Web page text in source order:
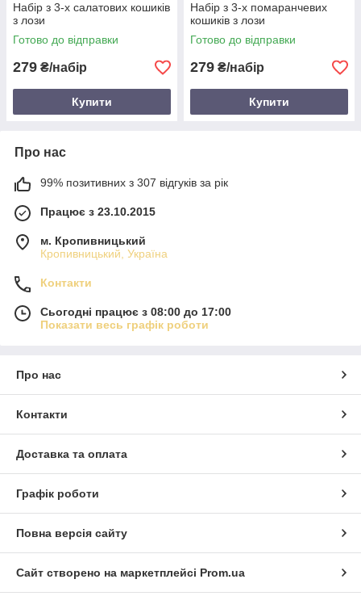
Набір з 3-х салатових кошиків
з лози
Готово до відправки
279 ₴/набір
Купити
Набір з 3-х помаранчевих
кошиків з лози
Готово до відправки
279 ₴/набір
Купити
Про нас
99% позитивних з 307 відгуків за рік
Працює з 23.10.2015
м. Кропивницький
Кропивницький, Україна
Контакти
Сьогодні працює з 08:00 до 17:00
Показати весь графік роботи
Про нас
Контакти
Доставка та оплата
Графік роботи
Повна версія сайту
Сайт створено на маркетплейсі Prom.ua